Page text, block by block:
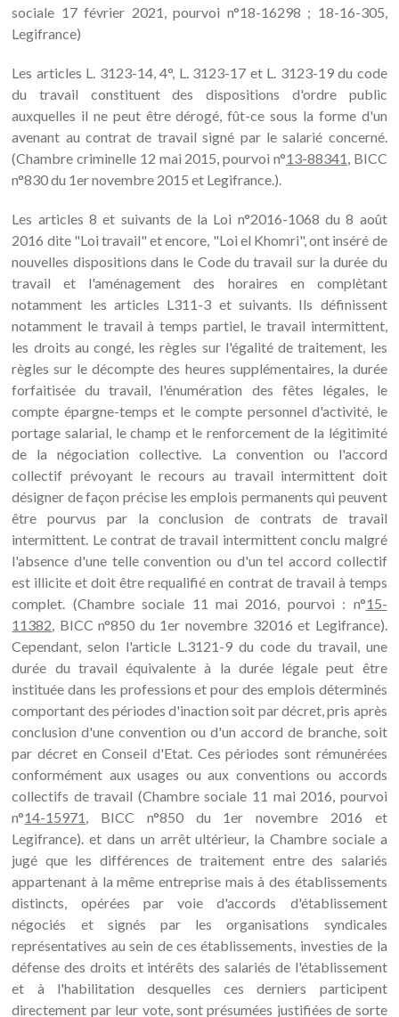
sociale 17 février 2021, pourvoi n°18-16298 ; 18-16-305,
Legifrance)
Les articles L. 3123-14, 4°, L. 3123-17 et L. 3123-19 du code
du travail constituent des dispositions d'ordre public
auxquelles il ne peut être dérogé, fût-ce sous la forme d'un
avenant au contrat de travail signé par le salarié concerné.
(Chambre criminelle 12 mai 2015, pourvoi n°13-88341, BICC
n°830 du 1er novembre 2015 et Legifrance.).
Les articles 8 et suivants de la Loi n°2016-1068 du 8 août
2016 dite "Loi travail" et encore, "Loi el Khomri", ont inséré de
nouvelles dispositions dans le Code du travail sur la durée du
travail et l'aménagement des horaires en complètant
notamment les articles L311-3 et suivants. Ils définissent
notamment le travail à temps partiel, le travail intermittent,
les droits au congé, les règles sur l'égalité de traitement, les
règles sur le décompte des heures supplémentaires, la durée
forfaitisée du travail, l'énumération des fêtes légales, le
compte épargne-temps et le compte personnel d'activité, le
portage salarial, le champ et le renforcement de la légitimité
de la négociation collective. La convention ou l'accord
collectif prévoyant le recours au travail intermittent doit
désigner de façon précise les emplois permanents qui peuvent
être pourvus par la conclusion de contrats de travail
intermittent. Le contrat de travail intermittent conclu malgré
l'absence d'une telle convention ou d'un tel accord collectif
est illicite et doit être requalifié en contrat de travail à temps
complet. (Chambre sociale 11 mai 2016, pourvoi : n°15-
11382, BICC n°850 du 1er novembre 32016 et Legifrance).
Cependant, selon l'article L.3121-9 du code du travail, une
durée du travail équivalente à la durée légale peut être
instituée dans les professions et pour des emplois déterminés
comportant des périodes d'inaction soit par décret, pris après
conclusion d'une convention ou d'un accord de branche, soit
par décret en Conseil d'Etat. Ces périodes sont rémunérées
conformément aux usages ou aux conventions ou accords
collectifs de travail (Chambre sociale 11 mai 2016, pourvoi
n°14-15971, BICC n°850 du 1er novembre 2016 et
Legifrance). et dans un arrêt ultérieur, la Chambre sociale a
jugé que les différences de traitement entre des salariés
appartenant à la même entreprise mais à des établissements
distincts, opérées par voie d'accords d'établissement
négociés et signés par les organisations syndicales
représentatives au sein de ces établissements, investies de la
défense des droits et intérêts des salariés de l'établissement
et à l'habilitation desquelles ces derniers participent
directement par leur vote, sont présumées justifiées de sorte